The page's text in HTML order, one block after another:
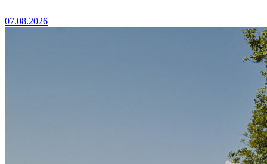
07.08.2026